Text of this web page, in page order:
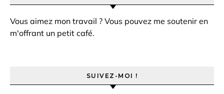
Vous aimez mon travail ? Vous pouvez me soutenir en
m'offrant un petit café.
SUIVEZ-MOI !